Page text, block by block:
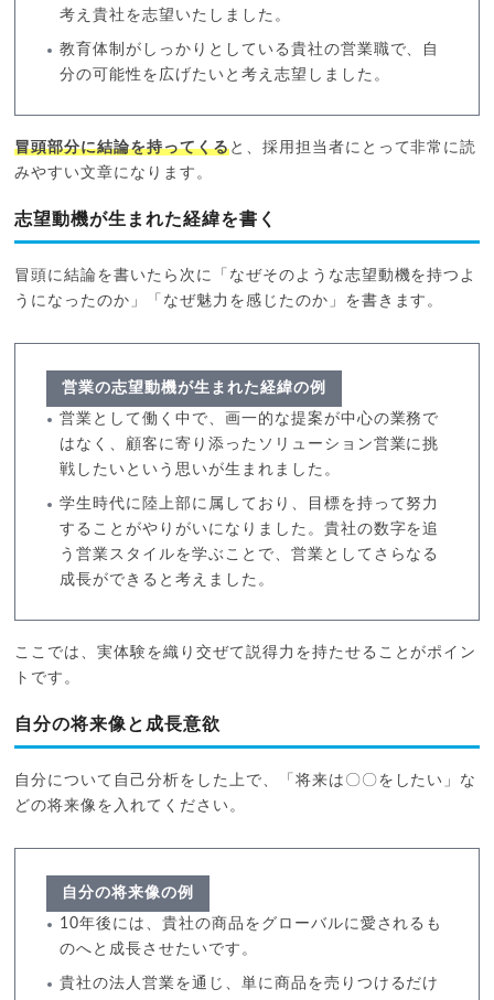
考え貴社を志望いたしました。
教育体制がしっかりとしている貴社の営業職で、自
分の可能性を広げたいと考え志望しました。
冒頭部分に結論を持ってくると、採用担当者にとって非常に読
みやすい文章になります。
志望動機が生まれた経緯を書く
冒頭に結論を書いたら次に「なぜそのような志望動機を持つよ
うになったのか」「なぜ魅力を感じたのか」を書きます。
営業の志望動機が生まれた経緯の例
営業として働く中で、画一的な提案が中心の業務で
はなく、顧客に寄り添ったソリューション営業に挑
戦したいという思いが生まれました。
学生時代に陸上部に属しており、目標を持って努力
することがやりがいになりました。貴社の数字を追
う営業スタイルを学ぶことで、営業としてさらなる
成長ができると考えました。
ここでは、実体験を織り交ぜて説得力を持たせることがポイン
トです。
自分の将来像と成長意欲
自分について自己分析をした上で、「将来は〇〇をしたい」な
どの将来像を入れてください。
自分の将来像の例
10年後には、貴社の商品をグローバルに愛されるも
のへと成長させたいです。
貴社の法人営業を通じ、単に商品を売りつけるだけ